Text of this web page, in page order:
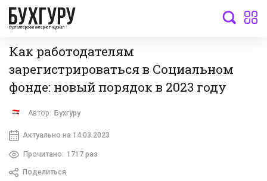
бухгалтерский интернет-журнал
Как работодателям
зарегистрироваться в Социальном
фонде: новый порядок в 2023 году
Автор: Бухгуру
Актуально на 14.03.2023
Прочитано: 1717 раз
Поделиться